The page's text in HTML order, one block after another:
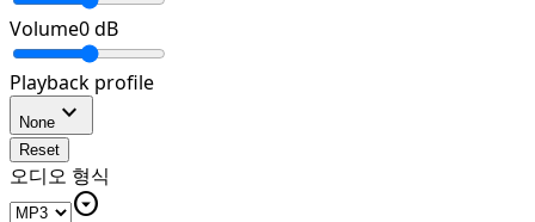
Volume0dB
Playback profile
None expand_more
Reset
오디오 형식
arrow_drop_down_circle